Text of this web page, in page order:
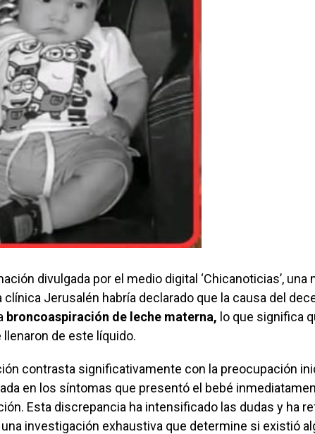
divulgada por el medio digital ‘Chicanoticias’, una
clínica Jerusalén habría declarado que la causa del
broncoaspiración de leche materna, lo que significa
de este líquido.
contrasta significativamente con la preocupación
en los síntomas que presentó el bebé
Esta discrepancia ha intensificado las dudas y ha
investigación exhaustiva que determine si existió